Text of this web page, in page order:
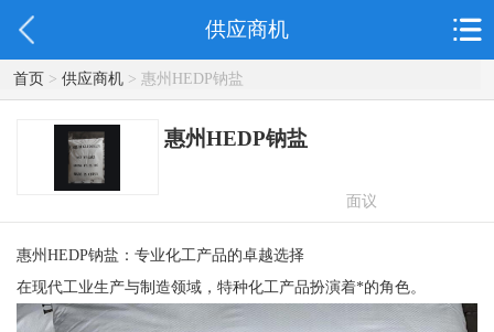
供应商机
首页> 供应商机> 惠州HEDP钠盐
惠州HEDP钠盐
面议
惠州HEDP钠盐：专业化工产品的卓越选择
在现代工业生产与制造领域，特种化工产品扮演着*的角色。